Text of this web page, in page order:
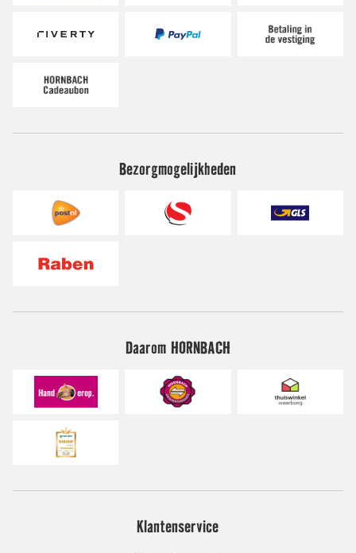
Bezorgmogelijkheden
Daarom HORNBACH
Klantenservice